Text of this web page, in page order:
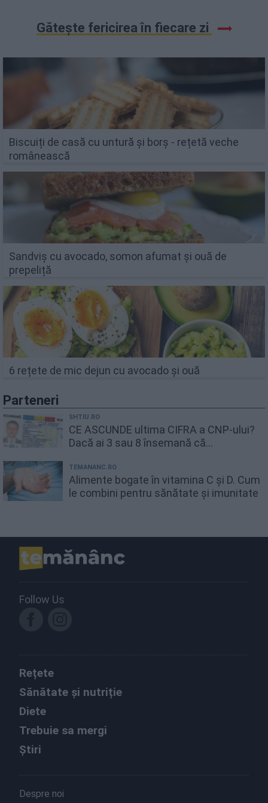
Gătește fericirea în fiecare zi
Biscuiți de casă cu untură și borș - rețetă veche
românească
Sandviș cu avocado, somon afumat și ouă de
prepeliță
6 rețete de mic dejun cu avocado și ouă
Parteneri
SHTIU.RO
CE ASCUNDE ultima CIFRA a CNP-ului?
Dacă ai 3 sau 8 însemană că...
TEMANANC.RO
Alimente bogate în vitamina C și D. Cum
le combini pentru sănătate și imunitate
Follow Us
Rețete
Sănătate și nutriție
Diete
Trebuie sa mergi
Știri
Despre noi